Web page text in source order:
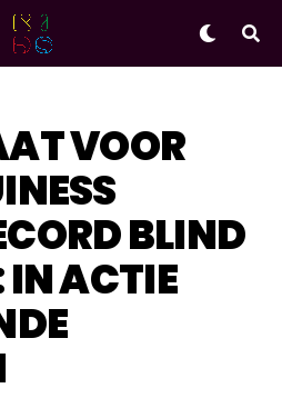
VOOR
BLIND
ACTIE